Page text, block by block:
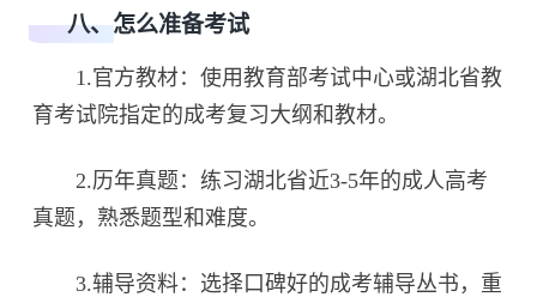
八、怎么准备考试
1.官方教材：使用教育部考试中心或湖北省教
育考试院指定的成考复习大纲和教材。
2.历年真题：练习湖北省近3-5年的成人高考
真题，熟悉题型和难度。
3.辅导资料：选择口碑好的成考辅导丛书，重